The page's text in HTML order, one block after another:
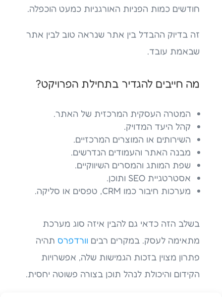
חודשים כמות הפניות האורגניות כמעט הוכפלה.
זה בדיוק ההבדל בין אתר שנראה טוב לבין אתר
שבאמת עובד.
מה חייבים להגדיר בתחילת הפרויקט?
המטרה העסקית המרכזית של האתר.
קהל היעד המדויק.
השירותים או המוצרים המרכזיים.
מבנה האתר והעמודים הנדרשים.
שפת המותג והמסרים השיווקיים.
אסטרטגיית SEO ותוכן.
מערכות חיבור כמו CRM, טפסים או סליקה.
בשלב הזה כדאי גם להבין איזה סוג מערכת
מתאימה לעסק. במקרים רבים וורדפרס תהיה
פתרון מצוין בזכות הגמישות שלה, אפשרויות
הקידום והיכולת לנהל תוכן בצורה פשוטה יחסית.